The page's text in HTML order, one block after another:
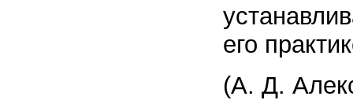
его
(А. Д.